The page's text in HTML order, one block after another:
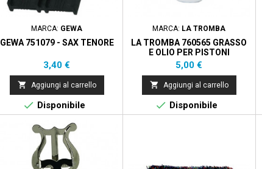
MARCA: GEWA
GEWA 751079 - SAX TENORE
Prezzo
3,40 €
 Aggiungi al carrello
 Disponibile
MARCA: LA TROMBA
LA TROMBA 760565 GRASSO
E OLIO PER PISTONI
Prezzo
5,00 €
 Aggiungi al carrello
 Disponibile